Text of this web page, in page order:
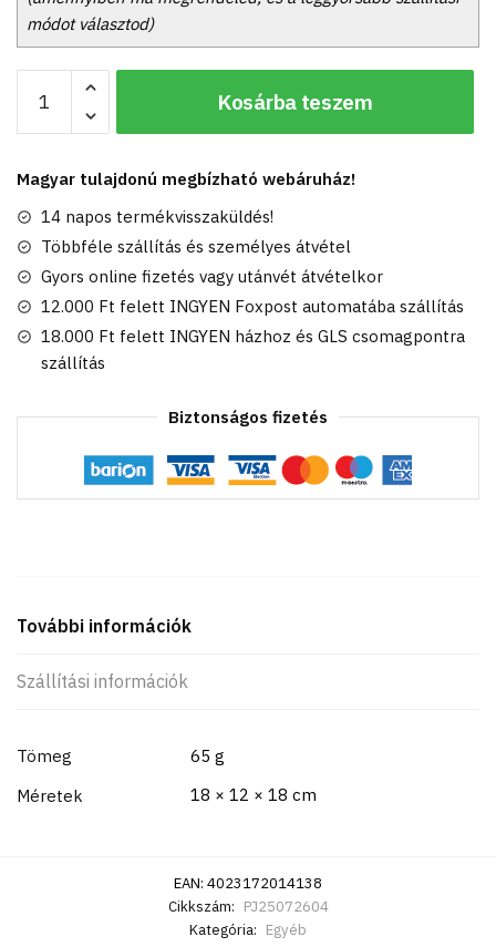
módot választod)
világosbarna
plüss
kicsinyével,
18
cm
(Semo)
Kosárba teszem
Magyar tulajdonú megbízható webáruház!
14 napos termékvisszaküldés!
Többféle szállítás és személyes átvétel
Gyors online fizetés vagy utánvét átvételkor
12.000 Ft felett INGYEN Foxpost automatába szállítás
18.000 Ft felett INGYEN házhoz és GLS csomagpontra
szállítás
Biztonságos fizetés
További információk
Szállítási információk
Tömeg
65 g
Méretek
18 × 12 × 18 cm
EAN: 4023172014138
Cikkszám: PJ25072604
Kategória: Egyéb